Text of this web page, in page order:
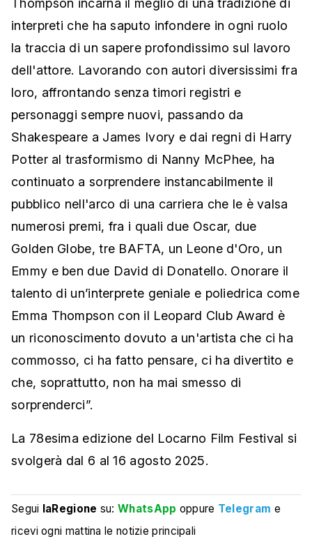
Thompson incarna il meglio di una tradizione di
interpreti che ha saputo infondere in ogni ruolo
la traccia di un sapere profondissimo sul lavoro
dell'attore. Lavorando con autori diversissimi fra
loro, affrontando senza timori registri e
personaggi sempre nuovi, passando da
Shakespeare a James Ivory e dai regni di Harry
Potter al trasformismo di Nanny McPhee, ha
continuato a sorprendere instancabilmente il
pubblico nell'arco di una carriera che le è valsa
numerosi premi, fra i quali due Oscar, due
Golden Globe, tre BAFTA, un Leone d'Oro, un
Emmy e ben due David di Donatello. Onorare il
talento di un’interprete geniale e poliedrica come
Emma Thompson con il Leopard Club Award è
un riconoscimento dovuto a un'artista che ci ha
commosso, ci ha fatto pensare, ci ha divertito e
che, soprattutto, non ha mai smesso di
sorprenderci”.
La 78esima edizione del Locarno Film Festival si
svolgerà dal 6 al 16 agosto 2025.
Segui laRegione su:WhatsApp oppure Telegram e
ricevi ogni mattina le notizie principali